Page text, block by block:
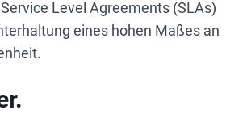
Level Agreements (SLAs)
eines hohen Maßes an